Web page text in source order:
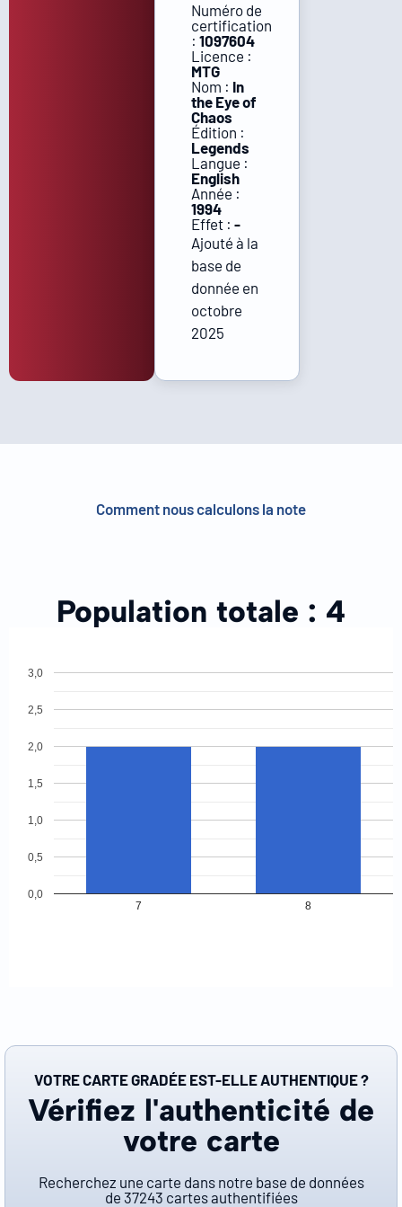
Numéro de
certification
: 1097604
Licence :
MTG
Nom : In
the Eye of
Chaos
Édition :
Legends
Langue :
English
Année :
1994
Effet : -
Ajouté à la
base de
donnée en
octobre
2025
Comment nous calculons la note
Population totale : 4
7 8
0,0
0,5
1,0
1,5
2,0
2,5
3,0
VOTRE CARTE GRADÉE EST-ELLE AUTHENTIQUE ?
Vérifiez l'authenticité de
votre carte
Recherchez une carte dans notre base de données
de 37243 cartes authentifiées